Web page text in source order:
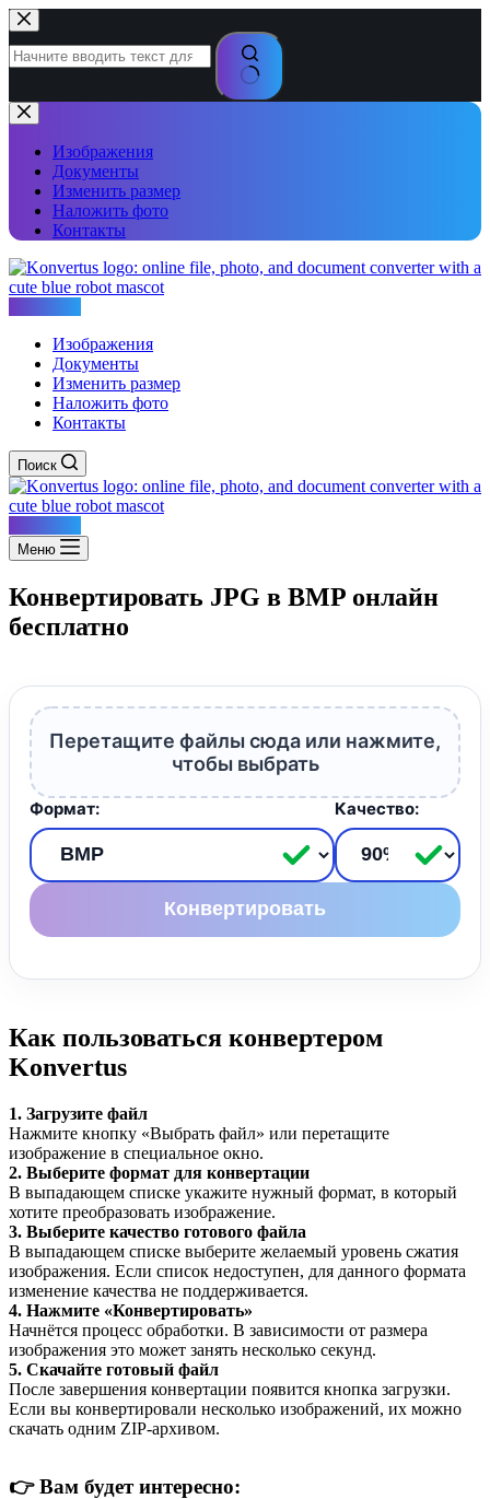
Перейти
к
сути
Ничего
не
найденоИзображения
Документы
Изменить размер
Наложить фото
Контакты
Изображения
Документы
Изменить размер
Наложить фото
Контакты
Поиск
Меню
Конвертировать JPG в BMP онлайн
бесплатно
Перетащите файлы сюда или нажмите,
чтобы выбрать
Формат: Качество:
Конвертировать
Как пользоваться конвертером
Konvertus
1. Загрузите файл
Нажмите кнопку «Выбрать файл» или перетащите
изображение в специальное окно.
2. Выберите формат для конвертации
В выпадающем списке укажите нужный формат, в который
хотите преобразовать изображение.
3. Выберите качество готового файла
В выпадающем списке выберите желаемый уровень сжатия
изображения. Если список недоступен, для данного формата
изменение качества не поддерживается.
4. Нажмите «Конвертировать»
Начнётся процесс обработки. В зависимости от размера
изображения это может занять несколько секунд.
5. Скачайте готовый файл
После завершения конвертации появится кнопка загрузки.
Если вы конвертировали несколько изображений, их можно
скачать одним ZIP-архивом.
👉Вам будет интересно: